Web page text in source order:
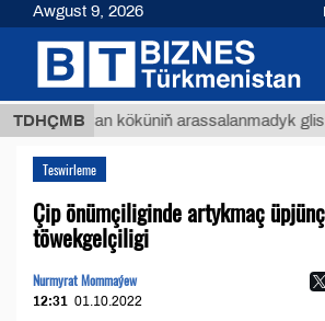
TDHÇMB
Buýan köküniň arassalanmadyk glisirrizin
Teswirleme
Çip önümçiliginde artykmaç
töwekgelçiligi
Nurmyrat Mommaýew
12:31 01.10.2022
Awgust 9, 2026